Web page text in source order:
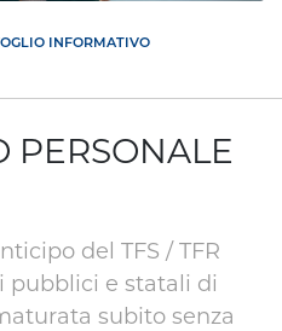
PERSONALE
del TFS / TFR
pubblici e statali di
subito senza